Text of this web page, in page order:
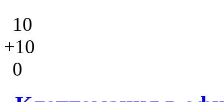
10
+10
0